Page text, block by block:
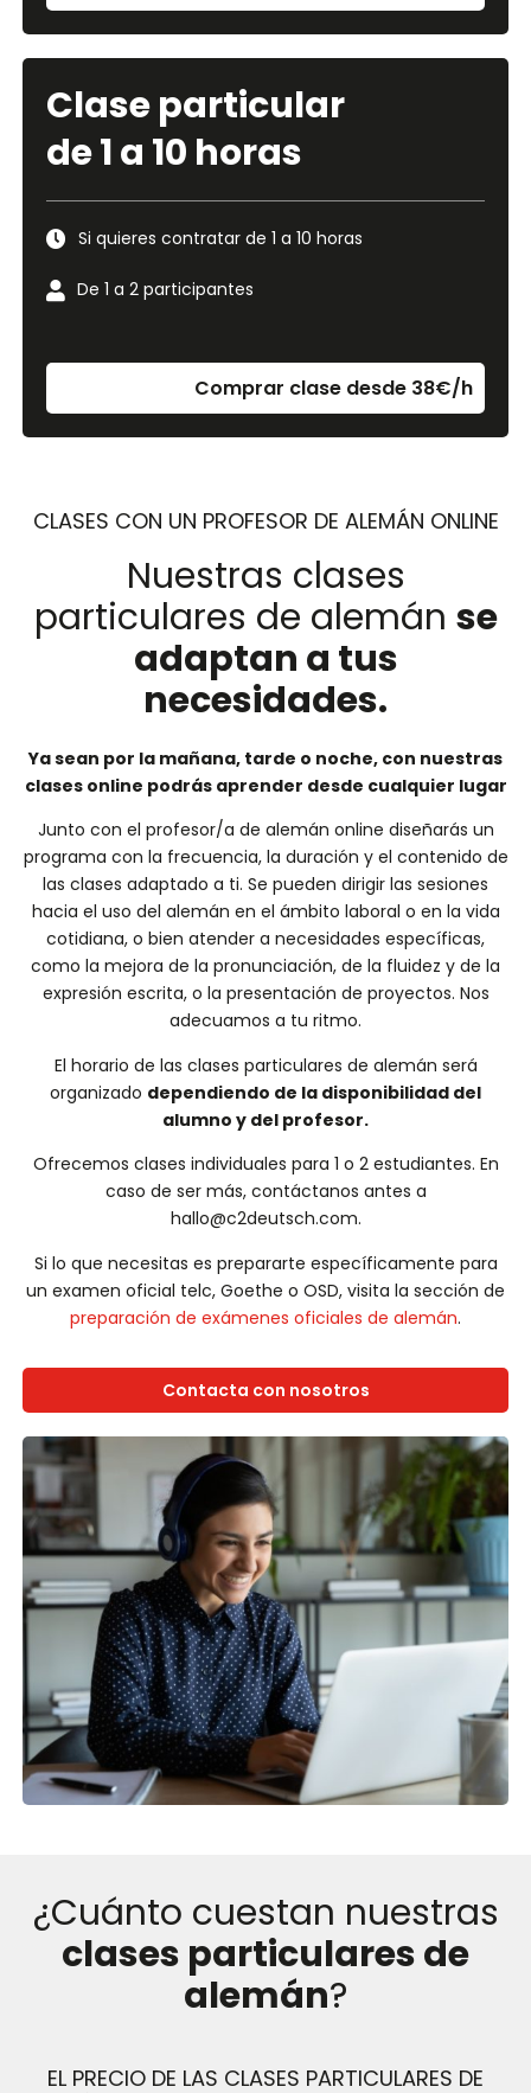
Clase particular
de 1 a 10 horas
Si quieres contratar de 1 a 10 horas
De 1 a 2 participantes
Comprar clase desde 38€/h
CLASES CON UN PROFESOR DE ALEMÁN ONLINE
Nuestras clases
particulares de alemán se
adaptan a tus
necesidades.
Ya sean por la mañana, tarde o noche, con nuestras
clases online podrás aprender desde cualquier lugar
Junto con el profesor/a de alemán online diseñarás un
programa con la frecuencia, la duración y el contenido de
las clases adaptado a ti. Se pueden dirigir las sesiones
hacia el uso del alemán en el ámbito laboral o en la vida
cotidiana, o bien atender a necesidades específicas,
como la mejora de la pronunciación, de la fluidez y de la
expresión escrita, o la presentación de proyectos. Nos
adecuamos a tu ritmo.
El horario de las clases particulares de alemán será
organizado dependiendo de la disponibilidad del
alumno y del profesor.
Ofrecemos clases individuales para 1 o 2 estudiantes. En
caso de ser más, contáctanos antes a
hallo@c2deutsch.com.
Si lo que necesitas es prepararte específicamente para
un examen oficial telc, Goethe o OSD, visita la sección de
preparación de exámenes oficiales de alemán.
Contacta con nosotros
¿Cuánto cuestan nuestras
clases particulares de
alemán?
EL PRECIO DE LAS CLASES PARTICULARES DE